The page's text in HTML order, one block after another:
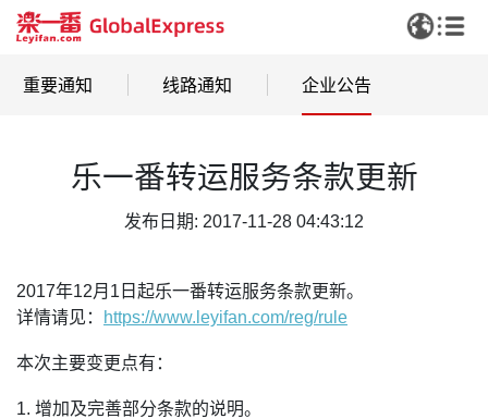
重要通知 线路通知 企业公告
乐一番转运服务条款更新
发布日期: 2017-11-28 04:43:12
2017年12月1日起乐一番转运服务条款更新。
详情请见：
https://www.leyifan.com/reg/rule
本次主要变更点有：
1. 增加及完善部分条款的说明。